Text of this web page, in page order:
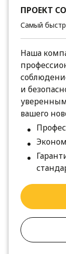
ПРОЕКТ
Самый
Наша
и
вашего